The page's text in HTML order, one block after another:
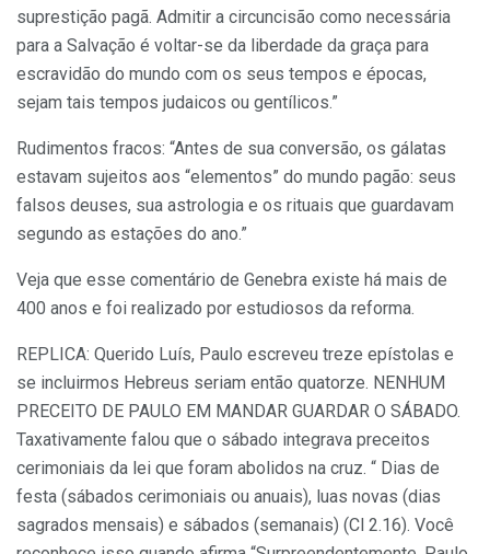
suprestição pagã. Admitir a circuncisão como necessária
para a Salvação é voltar-se da liberdade da graça para
escravidão do mundo com os seus tempos e épocas,
sejam tais tempos judaicos ou gentílicos.”
Rudimentos fracos: “Antes de sua conversão, os gálatas
estavam sujeitos aos “elementos” do mundo pagão: seus
falsos deuses, sua astrologia e os rituais que guardavam
segundo as estações do ano.”
Veja que esse comentário de Genebra existe há mais de
400 anos e foi realizado por estudiosos da reforma.
REPLICA: Querido Luís, Paulo escreveu treze epístolas e
se incluirmos Hebreus seriam então quatorze. NENHUM
PRECEITO DE PAULO EM MANDAR GUARDAR O SÁBADO.
Taxativamente falou que o sábado integrava preceitos
cerimoniais da lei que foram abolidos na cruz. “ Dias de
festa (sábados cerimoniais ou anuais), luas novas (dias
sagrados mensais) e sábados (semanais) (Cl 2.16). Você